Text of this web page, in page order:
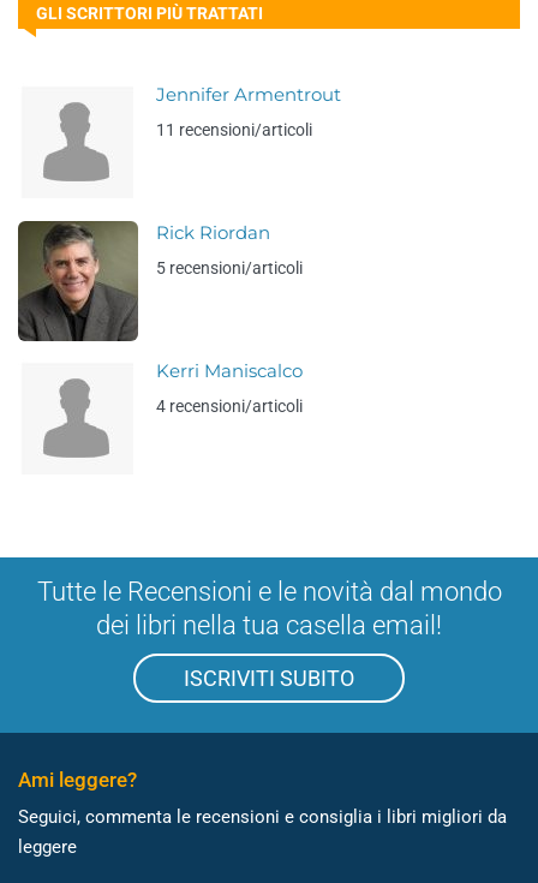
GLI SCRITTORI PIÙ TRATTATI
Jennifer Armentrout
11 recensioni/articoli
Rick Riordan
5 recensioni/articoli
Kerri Maniscalco
4 recensioni/articoli
Tutte le Recensioni e le novità dal mondo
dei libri nella tua casella email!
ISCRIVITI SUBITO
Ami leggere?
Seguici, commenta le recensioni e consiglia i libri migliori da
leggere